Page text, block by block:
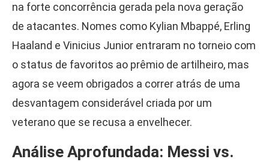
na forte concorrência gerada pela nova geração
de atacantes. Nomes como Kylian Mbappé, Erling
Haaland e Vinicius Junior entraram no torneio com
o status de favoritos ao prêmio de artilheiro, mas
agora se veem obrigados a correr atrás de uma
desvantagem considerável criada por um
veterano que se recusa a envelhecer.
Análise Aprofundada: Messi vs.